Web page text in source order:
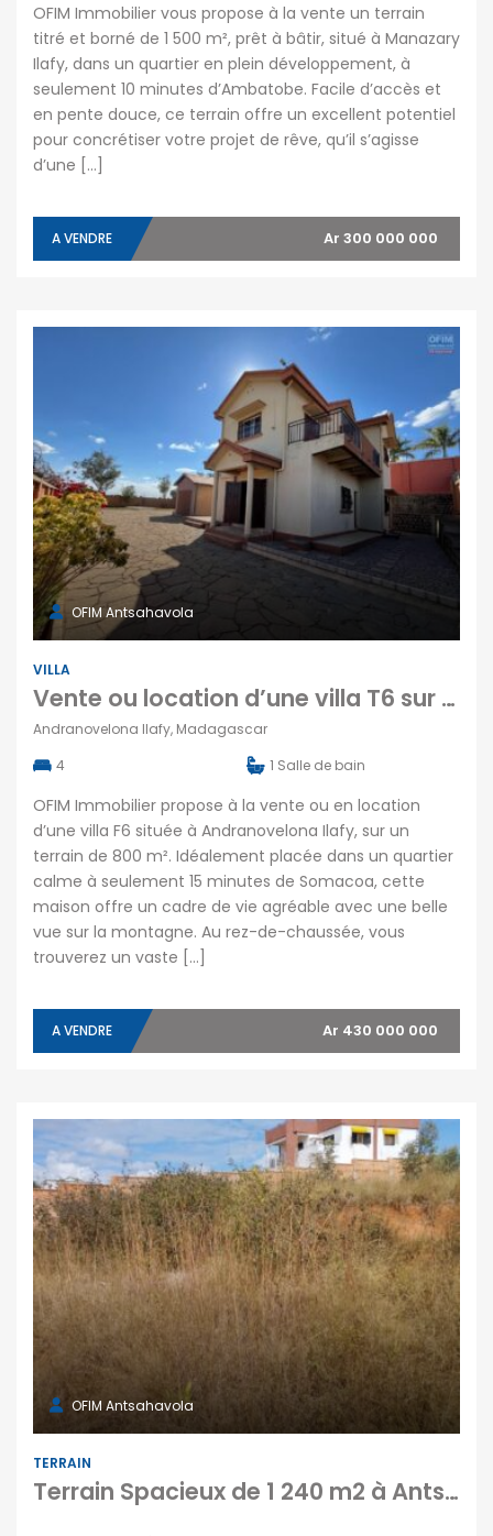
OFIM Immobilier vous propose à la vente un terrain
titré et borné de 1 500 m², prêt à bâtir, situé à Manazary
Ilafy, dans un quartier en plein développement, à
seulement 10 minutes d’Ambatobe. Facile d’accès et
en pente douce, ce terrain offre un excellent potentiel
pour concrétiser votre projet de rêve, qu’il s’agisse
d’une […]
A VENDRE Ar 300 000 000
OFIM Antsahavola
VILLA
Vente ou location d’une villa T6 sur un terrain de 800 m2 située Andranovelona Ilafy
Andranovelona Ilafy, Madagascar
4
1 Salle de bain
OFIM Immobilier propose à la vente ou en location
d’une villa F6 située à Andranovelona Ilafy, sur un
terrain de 800 m². Idéalement placée dans un quartier
calme à seulement 15 minutes de Somacoa, cette
maison offre un cadre de vie agréable avec une belle
vue sur la montagne. Au rez-de-chaussée, vous
trouverez un vaste […]
A VENDRE Ar 430 000 000
OFIM Antsahavola
TERRAIN
Terrain Spacieux de 1 240 m2 à Antsampandrano : Idéal pour Projet Immobilier